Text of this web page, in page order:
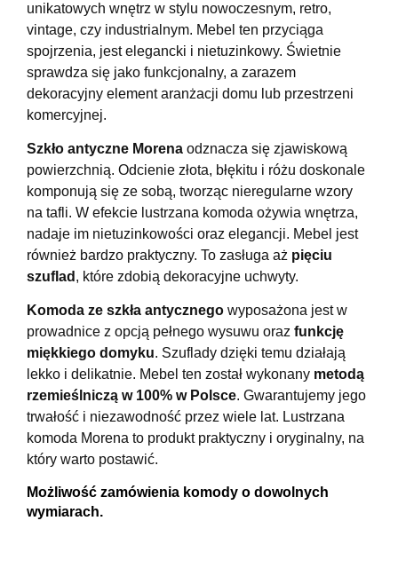
unikatowych wnętrz w stylu nowoczesnym, retro,
vintage, czy industrialnym. Mebel ten przyciąga
spojrzenia, jest elegancki i nietuzinkowy. Świetnie
sprawdza się jako funkcjonalny, a zarazem
dekoracyjny element aranżacji domu lub przestrzeni
komercyjnej.
Szkło antyczne Morena odznacza się zjawiskową
powierzchnią. Odcienie złota, błękitu i różu doskonale
komponują się ze sobą, tworząc nieregularne wzory
na tafli. W efekcie lustrzana komoda ożywia wnętrza,
nadaje im nietuzinkowości oraz elegancji. Mebel jest
również bardzo praktyczny. To zasługa aż pięciu
szuflad , które zdobią dekoracyjne uchwyty.
Komoda ze szkła antycznego wyposażona jest w
prowadnice z opcją pełnego wysuwu oraz funkcję
miękkiego domyku. Szuflady dzięki temu działają
lekko i delikatnie. Mebel ten został wykonany metodą
rzemieślniczą w 100% w Polsce. Gwarantujemy jego
trwałość i niezawodność przez wiele lat. Lustrzana
komoda Morena to produkt praktyczny i oryginalny, na
który warto postawić.
Możliwość zamówienia komody o dowolnych
wymiarach.